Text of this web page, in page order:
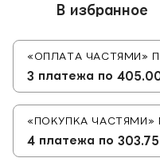
В избранное
«ОПЛАТА ЧАСТЯМИ»
3 платежа по
«ПОКУПКА ЧАСТЯМИ»
4 платежа по 303.75